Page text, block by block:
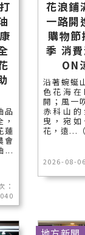
品
蓮
會
...
：
花浪鋪
一路開
購物
季 消
ON
沿著蜿蜒
色花海
開；風一
赤科山
曳，宛
花，遠...
2026-08-06